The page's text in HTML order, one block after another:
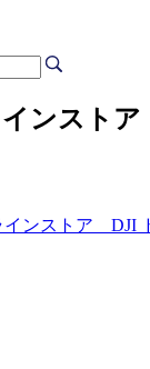
インスト